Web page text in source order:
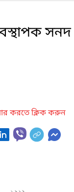
করতে ক্লিক করুন